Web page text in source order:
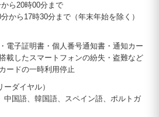
20時00分まで
時30分まで（年末年始を除く）
電子証明書・個人番号通知書・通知カー
載したスマートフォンの紛失・盗難など
ードの一時利用停止
ーダイヤル）
、韓国語、スペイン語、ポルトガ